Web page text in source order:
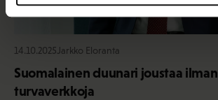
14.10.2025 Jarkko Eloranta
Suomalainen duunari joustaa ilman
turvaverkkoja